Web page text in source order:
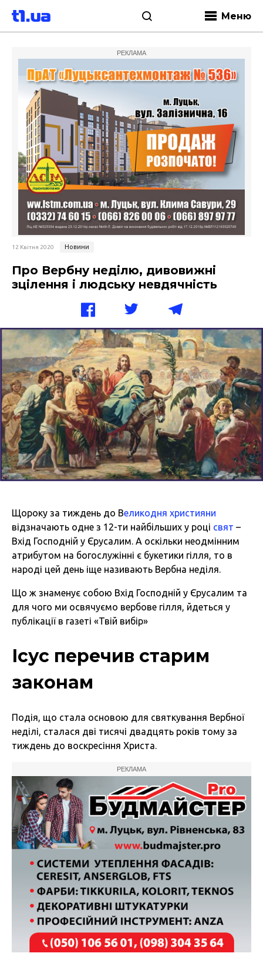
Меню
РЕКЛАМА
12 Квітня 2020 Новини
Про Вербну неділю, дивовижні
зцілення і людську невдячність
Щороку за тиждень до Великодня християни
відзначають одне з 12-ти найбільших у році свят –
Вхід Господній у Єрусалим. А оскільки неодмінним
атрибутом на богослужінні є букетики гілля, то в
народі цей день іще називають Вербна неділя.
Що ж знаменує собою Вхід Господній у Єрусалим та
для чого ми освячуємо вербове гілля, йдеться у
публікації в газеті «Твій вибір»
Ісус перечив старим
законам
Подія, що стала основою для святкування Вербної
неділі, сталася дві тисячі двадцять років тому за
тиждень до воскресіння Христа.
РЕКЛАМА